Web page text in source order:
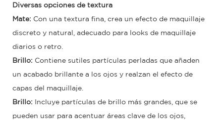
Diversas opciones de textura
Mate: Con una textura fina, crea un efecto de maquillaje
discreto y natural, adecuado para looks de maquillaje
diarios o retro.
Brillo: Contiene sutiles partículas perladas que añaden
un acabado brillante a los ojos y realzan el efecto de
capas del maquillaje.
Brillo: Incluye partículas de brillo más grandes, que se
pueden usar para acentuar áreas clave de los ojos,